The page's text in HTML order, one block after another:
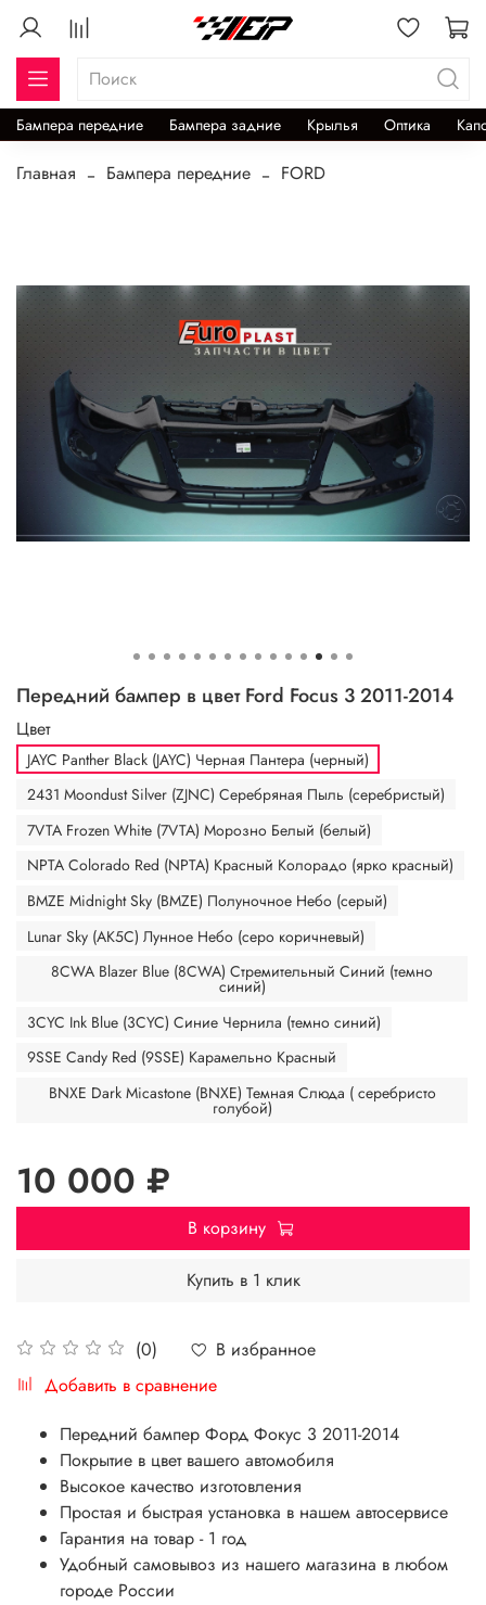
Бампера передние Бампера задние Крылья Оптика
Главная Бампера передние FORD
Передний бампер в цвет Ford Focus 3 2011-2014
(0)
В избранное
Добавить в сравнение
Цвет
JAYC Panther Black (JAYC) Черная Пантера (черный)
2431 Moondust Silver (ZJNC) Серебряная Пыль (серебристый)
7VTA Frozen White (7VTA) Морозно Белый (белый)
NPTA Colorado Red (NPTA) Красный Колорадо (ярко красный)
BMZE Midnight Sky (BMZE) Полуночное Небо (серый)
Lunar Sky (AK5C) Лунное Небо (серо коричневый)
8CWA Blazer Blue (8CWA) Стремительный Синий (темно
синий)
3CYC Ink Blue (3CYC) Синие Чернила (темно синий)
9SSE Candy Red (9SSE) Карамельно Красный
BNXE Dark Micastone (BNXE) Темная Слюда ( серебристо
голубой)
10 000 ₽
В корзину
Купить в 1 клик
Передний бампер Форд Фокус 3 2011-2014
Покрытие в цвет вашего автомобиля
Высокое качество изготовления
Простая и быстрая установка в нашем автосервисе
Гарантия на товар - 1 год
Удобный самовывоз из нашего магазина в любом
городе России